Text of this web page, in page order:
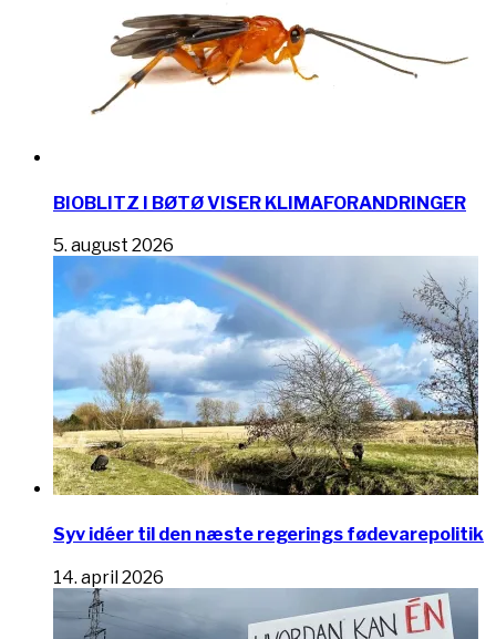
BIOBLITZ I BØTØ VISER KLIMAFORANDRINGER
5. august 2026
Syv idéer til den næste regerings fødevarepolitik
14. april 2026